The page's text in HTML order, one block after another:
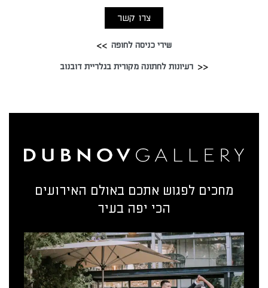
צרו קשר
שירי כניסה לחופה
רעיונות לחתונה מקורית בגלריית דובנוב
מחכים לפגוש אתכם באולם האירועים
הכי יפה בעיר